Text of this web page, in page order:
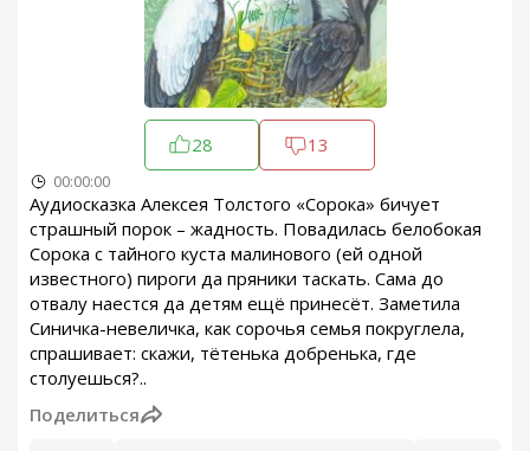
28 13
00:00:00
Аудиосказка Алексея Толстого «Сорока» бичует
страшный порок – жадность. Повадилась белобокая
Сорока с тайного куста малинового (ей одной
известного) пироги да пряники таскать. Сама до
отвалу наестся да детям ещё принесёт. Заметила
Синичка-невеличка, как сорочья семья покруглела,
спрашивает: скажи, тётенька добренька, где
столуешься?..
Поделиться